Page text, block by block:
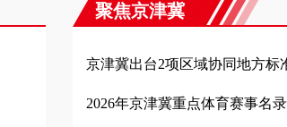
聚焦京津冀
京津冀出台2项区域协同地方标
2026年京津冀重点体育赛事名